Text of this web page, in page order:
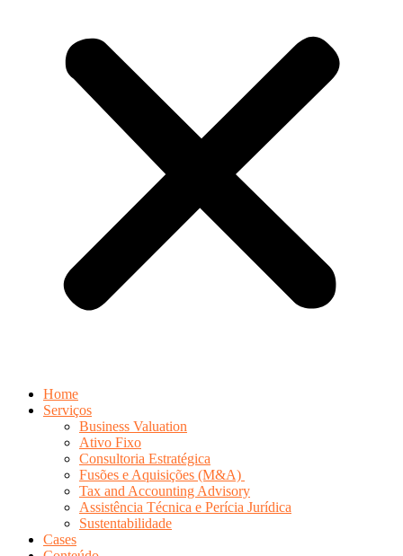
Home
Serviços
Business Valuation
Ativo Fixo
Consultoria Estratégica
Fusões e Aquisições (M&A)
Tax and Accounting Advisory
Assistência Técnica e Perícia Jurídica
Sustentabilidade
Cases